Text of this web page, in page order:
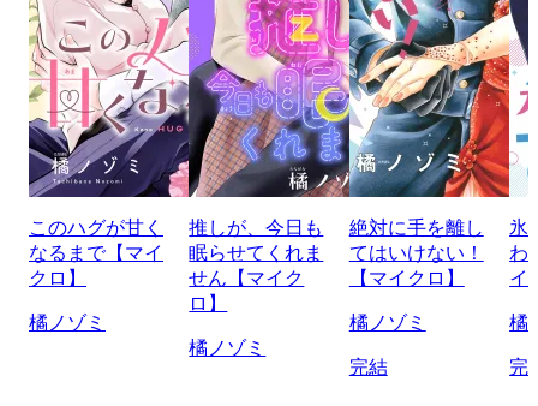
このハグが甘く
なるまで【マイ
クロ】
橘ノゾミ
推しが、今日も
眠らせてくれま
せん【マイク
ロ】
橘ノゾミ
絶対に手を離し
てはいけない！
【マイクロ】
橘ノゾミ
完結
氷
わ
イ
橘
完